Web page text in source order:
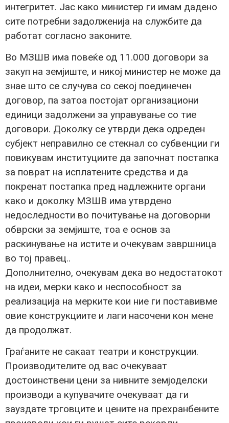
интегритет. Јас како министер ги имам дадено
сите потребни задолженија на службите да
работат согласно законите.
Во МЗШВ има повеќе од 11.000 договори за
закуп на земјиште, и никој министер не може да
знае што се случува со секој поединечен
договор, па затоа постојат организациони
единици задолжени за управување со тие
договори. Доколку се утврди дека одреден
субјект неправилно се стекнал со субвенции ги
повикувам институциите да започнат постапка
за поврат на исплатените средства и да
покренат постапка пред надлежните органи
како и доколку МЗШВ има утврдено
недоследности во почитување на договорни
обврски за земјиште, тоа е основ за
раскинување на истите и очекувам завршница
во тој правец..
Дополнително, очекувам дека во недостатокот
на идеи, мерки како и неспособност за
реализација на мерките кои ние ги поставивме
овие конструкциите и лаги насочени кон мене
да продолжат.
Граѓаните не сакаат театри и конструкции.
Производителите од вас очекуваат
достоинствени цени за нивните земјоделски
производи а купувачите очекуваат да ги
зауздате трговците и цените на прехранбените